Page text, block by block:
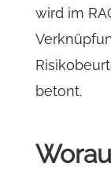
wird im
betont.